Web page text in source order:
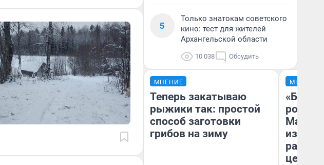
5
Только знатокам советского
кино: тест для жителей
Архангельской области
10 038 Обсудить
МНЕНИЕ
Теперь закатываю
рыжики так: простой
способ заготовки
грибов на зиму
МНЕНИЕ
из
церкви